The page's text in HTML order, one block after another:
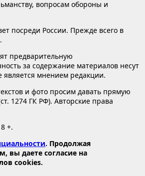
вопросам обороны и
посреди России. Прежде всего в
предварительную
за содержание материалов несут
мнением редакции.
и фото просим давать прямую
1274 ГК РФ). Авторские права
+.
. Продолжая
вы даете согласие на
cookies.